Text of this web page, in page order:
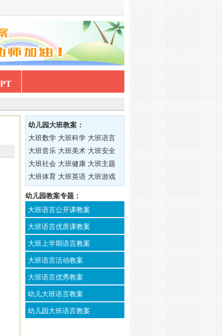
幼儿园大班教案：
大班数学 大班科学 大班语言
大班音乐 大班美术 大班安全
大班社会 大班健康 大班主题
大班体育 大班英语 大班游戏
幼儿园教案专题：
大班语言公开课教案
大班语言优质课教案
大班上学期语言教案
大班语言活动教案
大班语言优秀教案
幼儿大班语言教案
幼儿园大班语言教案